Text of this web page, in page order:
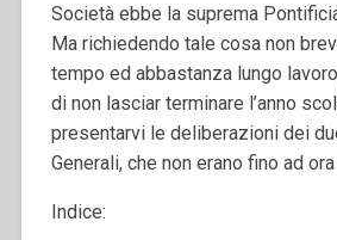
Società ebbe la suprema
Ma richiedendo tale cosa non
tempo ed abbastanza lungo
di non lasciar terminare l’anno
presentarvi le deliberazioni dei
Generali, che non erano fino ad
Indice: